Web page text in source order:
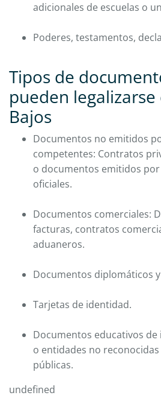
adicionales de escuelas o
Poderes, testamentos,
Tipos de
pueden legalizarse
Bajos
Documentos no emitidos
competentes: Contratos
o documentos emitidos
oficiales.
Documentos comerciales:
facturas, contratos
aduaneros.
Documentos diplomáticos
Tarjetas de identidad.
Documentos educativos
o entidades no
públicas.
undefined